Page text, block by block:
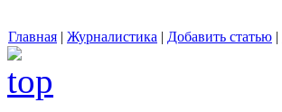
Главная | Журналистика | Добавить статью |